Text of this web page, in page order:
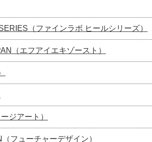
（ファインラボ ヒールシリーズ）
（エフアイエキゾースト）
ジアート）
フューチャーデザイン）